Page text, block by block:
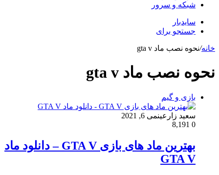
شبکه و سرور
سایدبار
جستجو برای
خانه/نحوه نصب ماد gta v
نحوه نصب ماد gta v
بازی و گیم
سعید زارعینمی 6, 2021
0
بهترین ماد های بازی GTA V – دانلود ماد
GTA V